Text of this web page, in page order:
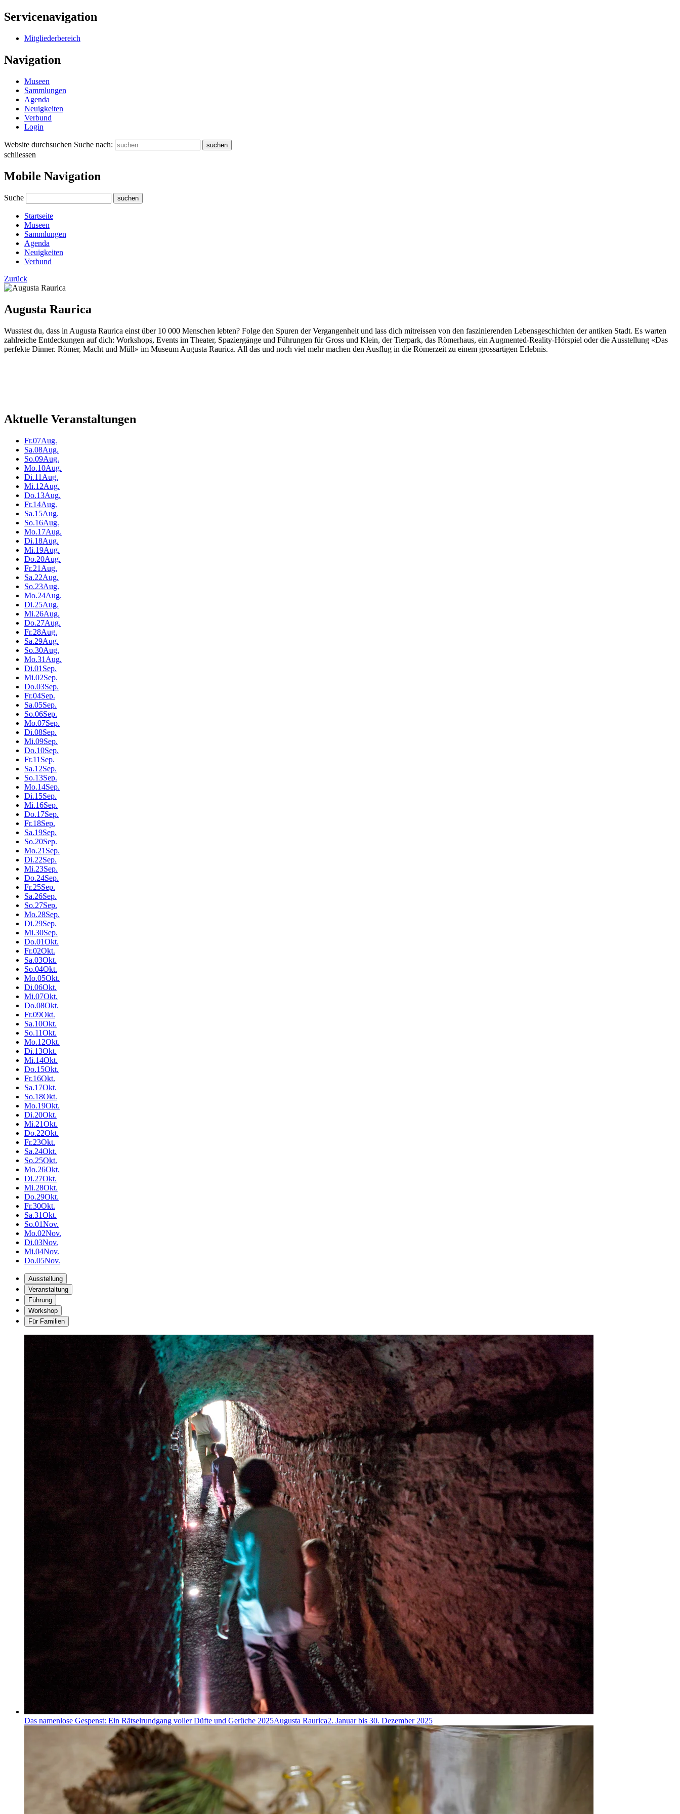
Servicenavigation
Mitgliederbereich
Navigation
Museen
Sammlungen
Agenda
Neuigkeiten
Verbund
Login
Website durchsuchen Suche nach: suchen
schliessen
Mobile Navigation
Suche suchen
Startseite
Museen
Sammlungen
Agenda
Neuigkeiten
Verbund
Zurück
Augusta Raurica
Wusstest du, dass in Augusta Raurica einst über 10 000 Menschen lebten? Folge den Spuren der Vergangenheit und lass dich mitreissen von den faszinierenden Lebensgeschichten der antiken Stadt. Es warten
zahlreiche Entdeckungen auf dich: Workshops, Events im Theater, Spaziergänge und Führungen für Gross und Klein, der Tierpark, das Römerhaus, ein Augmented-Reality-Hörspiel oder die Ausstellung «Das
perfekte Dinner. Römer, Macht und Müll» im Museum Augusta Raurica. All das und noch viel mehr machen den Ausflug in die Römerzeit zu einem grossartigen Erlebnis.
Aktuelle Veranstaltungen
Fr.07Aug.
Sa.08Aug.
So.09Aug.
Mo.10Aug.
Di.11 Aug.
Mi.12Aug.
Do.13Aug.
Fr.14Aug.
Sa.15Aug.
So.16Aug.
Mo.17Aug.
Di.18Aug.
Mi.19Aug.
Do.20Aug.
Fr.21 Aug.
Sa.22Aug.
So.23Aug.
Mo.24Aug.
Di.25Aug.
Mi.26Aug.
Do.27Aug.
Fr.28Aug.
Sa.29Aug.
So.30Aug.
Mo.31 Aug.
Di.01 Sep.
Mi.02Sep.
Do.03Sep.
Fr.04Sep.
Sa.05Sep.
So.06Sep.
Mo.07Sep.
Di.08Sep.
Mi.09Sep.
Do.10Sep.
Fr.11 Sep.
Sa.12Sep.
So.13Sep.
Mo.14Sep.
Di.15Sep.
Mi.16Sep.
Do.17Sep.
Fr.18Sep.
Sa.19Sep.
So.20Sep.
Mo.21 Sep.
Di.22Sep.
Mi.23Sep.
Do.24Sep.
Fr.25Sep.
Sa.26Sep.
So.27Sep.
Mo.28Sep.
Di.29Sep.
Mi.30Sep.
Do.01Okt.
Fr.02Okt.
Sa.03Okt.
So.04Okt.
Mo.05Okt.
Di.06Okt.
Mi.07Okt.
Do.08Okt.
Fr.09Okt.
Sa.10Okt.
So.11Okt.
Mo.12Okt.
Di.13Okt.
Mi.14Okt.
Do.15Okt.
Fr.16Okt.
Sa.17Okt.
So.18Okt.
Mo.19Okt.
Di.20Okt.
Mi.21Okt.
Do.22Okt.
Fr.23Okt.
Sa.24Okt.
So.25Okt.
Mo.26Okt.
Di.27Okt.
Mi.28Okt.
Do.29Okt.
Fr.30Okt.
Sa.31Okt.
So.01Nov.
Mo.02Nov.
Di.03Nov.
Mi.04Nov.
Do.05Nov.
Ausstellung
Veranstaltung
Führung
Workshop
Für Familien
Das namenlose Gespenst: Ein Rätselrundgang voller Düfte und Gerüche 2025Augusta Raurica2. Januar bis 30. Dezember 2025